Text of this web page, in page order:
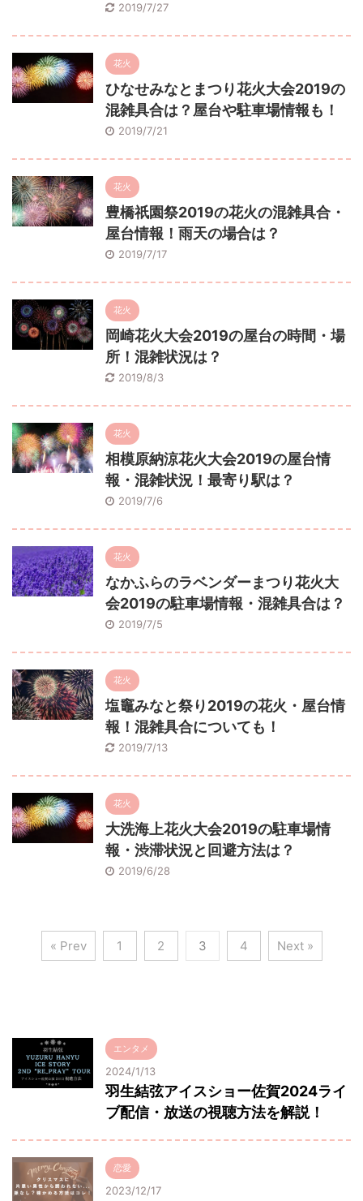
2019/7/27
花火
ひなせみなとまつり花火大会2019の
混雑具合は？屋台や駐車場情報も！
2019/7/21
花火
豊橋祇園祭2019の花火の混雑具合・
屋台情報！雨天の場合は？
2019/7/17
花火
岡崎花火大会2019の屋台の時間・場
所！混雑状況は？
2019/8/3
花火
相模原納涼花火大会2019の屋台情
報・混雑状況！最寄り駅は？
2019/7/6
花火
なかふらのラベンダーまつり花火大
会2019の駐車場情報・混雑具合は？
2019/7/5
花火
塩竈みなと祭り2019の花火・屋台情
報！混雑具合についても！
2019/7/13
花火
大洗海上花火大会2019の駐車場情
報・渋滞状況と回避方法は？
2019/6/28
« Prev 1 2 3 4 Next »
エンタメ
2024/1/13
羽生結弦アイスショー佐賀2024ライ
ブ配信・放送の視聴方法を解説！
恋愛
2023/12/17